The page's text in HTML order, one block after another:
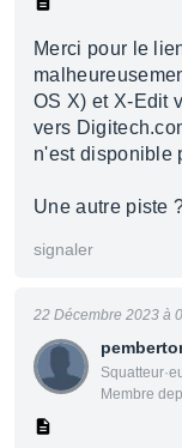
Merci pour le
OS X) et X-Edit
vers
n'est disponible
Une autre piste
signaler
Membre
22 Décembre 2023 à